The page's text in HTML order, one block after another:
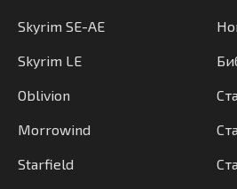
Skyrim SE-AE
Skyrim LE
Oblivion
Morrowind
Starfield